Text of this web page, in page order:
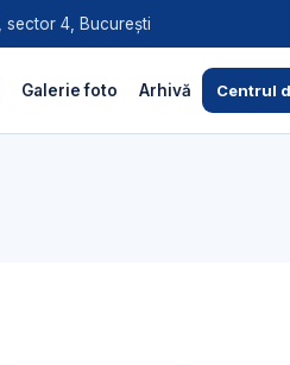
sector 4, București
Galerie foto Arhivă Centrul